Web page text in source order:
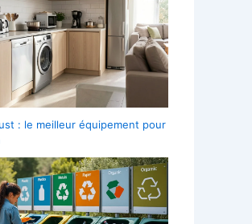
: le meilleur équipement pour